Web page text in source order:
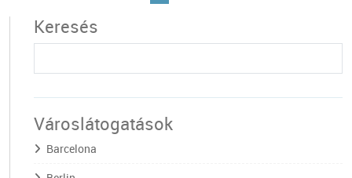
Keresés
Városlátogatások
Barcelona